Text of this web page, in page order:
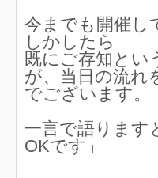
今までも開催し
しかしたら
既にご存知とい
が、当日の流れ
でございます。
一言で語ります
OKです」